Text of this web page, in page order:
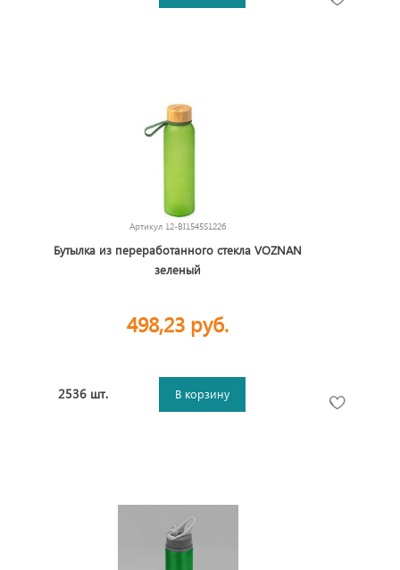
Артикул 12-BI1545S1226
Бутылка из переработанного стекла VOZNAN
зеленый
498,23 руб.
2536 шт. В корзину